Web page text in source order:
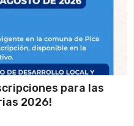
para las
2026!